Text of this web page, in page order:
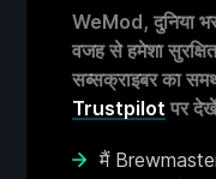
WeMod, दुनिया
वजह से हमेशा
सब्सक्राइबर का
Trustpilot पर
मैं